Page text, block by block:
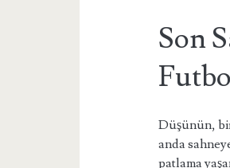
Son
Düşünün,
anda
patlama